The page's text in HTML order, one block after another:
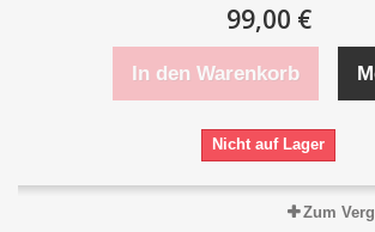
99,00 €
In den Warenkorb
Nicht auf Lager
Zum